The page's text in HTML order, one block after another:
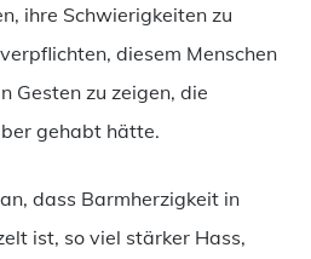
ihre Schwierigkeiten zu
diesem Menschen
Gesten zu zeigen, die
gehabt hätte.
dass Barmherzigkeit in
ist, so viel stärker Hass,